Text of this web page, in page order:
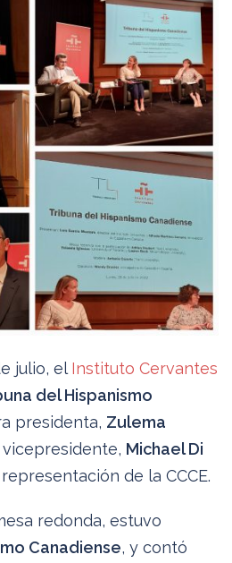
julio, el Instituto Cervantes
del Hispanismo
presidenta, Zulema
Michael Di
de la CCCE.
redonda, estuvo
Canadiense, y contó